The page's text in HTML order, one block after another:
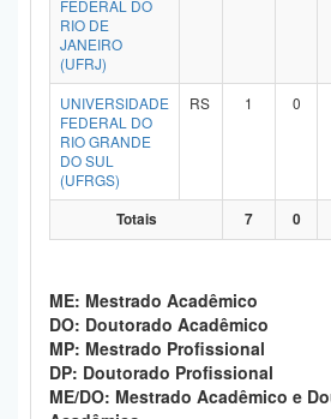
FEDERAL DO
RIO DE
JANEIRO
(UFRJ)
UNIVERSIDADE
FEDERAL DO
RIO GRANDE
DO SUL
(UFRGS)
RS 1 0
Totais 7 0
ME: Mestrado Acadêmico
DO: Doutorado Acadêmico
MP: Mestrado Profissional
DP: Doutorado Profissional
ME/DO: Mestrado Acadêmico e